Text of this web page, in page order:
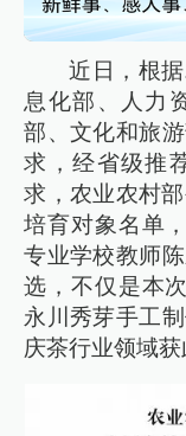
近日，根
息化部、人力
部、文化和旅
求，经省级推
求，农业农村
培育对象名单
专业学校教师
选，不仅是本
永川秀芽手工
庆茶行业领域获